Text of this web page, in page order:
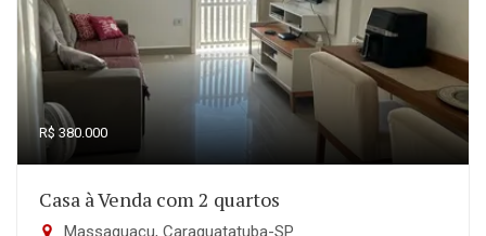
R$ 380.000
Casa à Venda com 2 quartos
Massaguaçu, Caraguatatuba-SP